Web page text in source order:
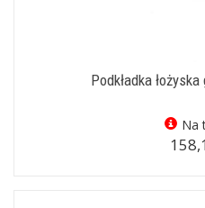
Podkładka
Na